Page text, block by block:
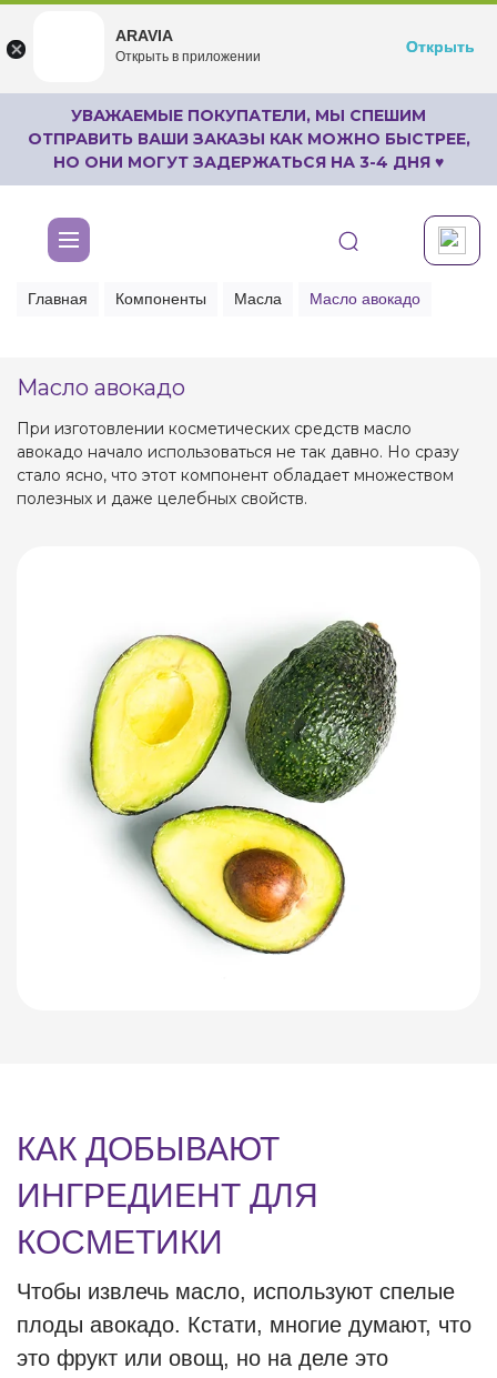
undefined
Бесплатноru.aravia.new
Открыть
УВАЖАЕМЫЕ ПОКУПАТЕЛИ, МЫ СПЕШИМ
ОТПРАВИТЬ ВАШИ ЗАКАЗЫ КАК МОЖНО БЫСТРЕЕ,
НО ОНИ МОГУТ ЗАДЕРЖАТЬСЯ НА 3-4 ДНЯ ♥
Главная Компоненты Масла Масло авокадо
Масло авокадо
При изготовлении косметических средств масло
авокадо начало использоваться не так давно. Но сразу
стало ясно, что этот компонент обладает множеством
полезных и даже целебных свойств.
КАК ДОБЫВАЮТ
ИНГРЕДИЕНТ ДЛЯ
КОСМЕТИКИ
Чтобы извлечь масло, используют спелые
плоды авокадо. Кстати, многие думают, что
это фрукт или овощ, но на деле это
ARAVIA
Открыть в приложении
Открыть